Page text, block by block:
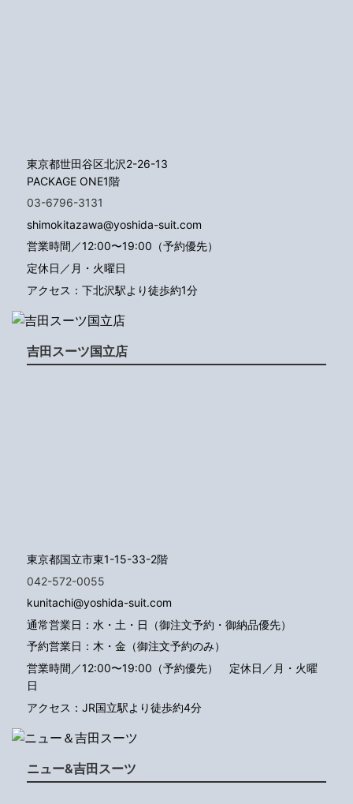
東京都世田谷区北沢2-26-13
PACKAGE ONE1階
03-6796-3131
shimokitazawa@yoshida-suit.com
営業時間／12:00〜19:00（予約優先）
定休日／月・火曜日
アクセス：下北沢駅より徒歩約1分
吉田スーツ国立店
東京都国立市東1-15-33-2階
042-572-0055
kunitachi@yoshida-suit.com
通常営業日：水・土・日（御注文予約・御納品優先）
予約営業日：木・金（御注文予約のみ）
営業時間／12:00〜19:00（予約優先） 定休日／月・火曜
日
アクセス：JR国立駅より徒歩約4分
ニュー&吉田スーツ